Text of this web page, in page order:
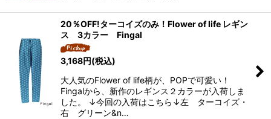
20％OFF!ターコイズのみ！Flower of life レギン
ス 3カラー Fingal
3,168円(税込)
大人気のFlower of life柄が、POPで可愛い！
Fingalから、新作のレギンス２カラーが入荷しま
した。 ↓今回の入荷はこちら↓左 ターコイズ・
右 グリーン&n…